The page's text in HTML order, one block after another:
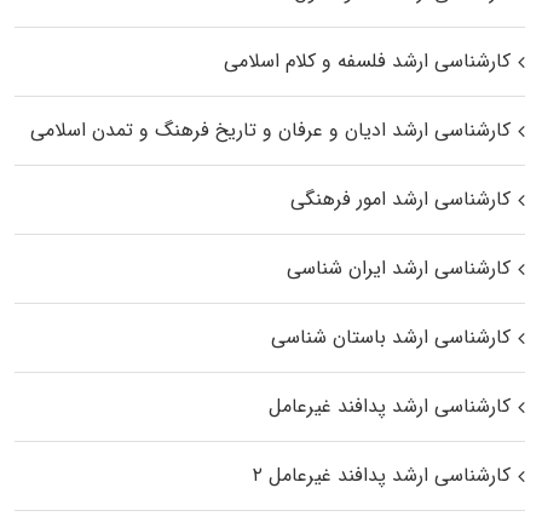
کارشناسی ارشد فلسفه و کلام اسلامی
کارشناسی ارشد ادیان و عرفان و تاریخ فرهنگ و تمدن اسلامی
کارشناسی ارشد امور فرهنگی
کارشناسی ارشد ایران شناسی
کارشناسی ارشد باستان شناسی
کارشناسی ارشد پدافند غیرعامل
کارشناسی ارشد پدافند غیرعامل ۲